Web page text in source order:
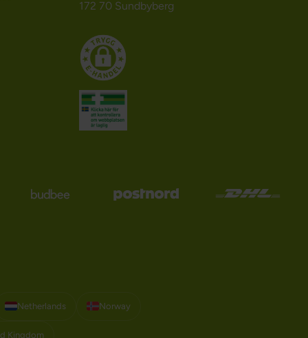
172 70 Sundbyberg
Netherlands Norway
Kingdom